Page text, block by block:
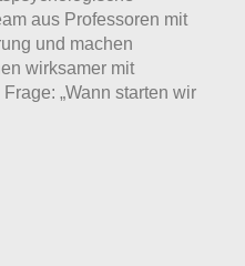
Motive
es erforderlich, erst
zu
geeignete
dass man teuer
aus Professoren mit
und machen
wirksamer mit
„Wann starten wir